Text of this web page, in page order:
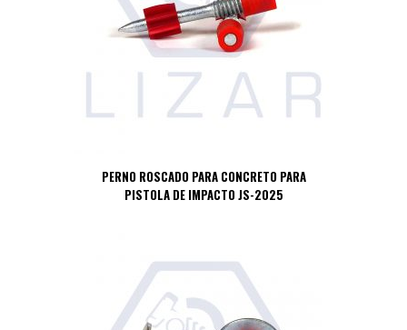
PERNO ROSCADO PARA CONCRETO PARA
PISTOLA DE IMPACTO JS-2025